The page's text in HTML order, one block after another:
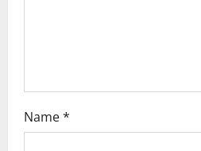
Name*